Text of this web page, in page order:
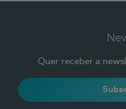
Quer receber a